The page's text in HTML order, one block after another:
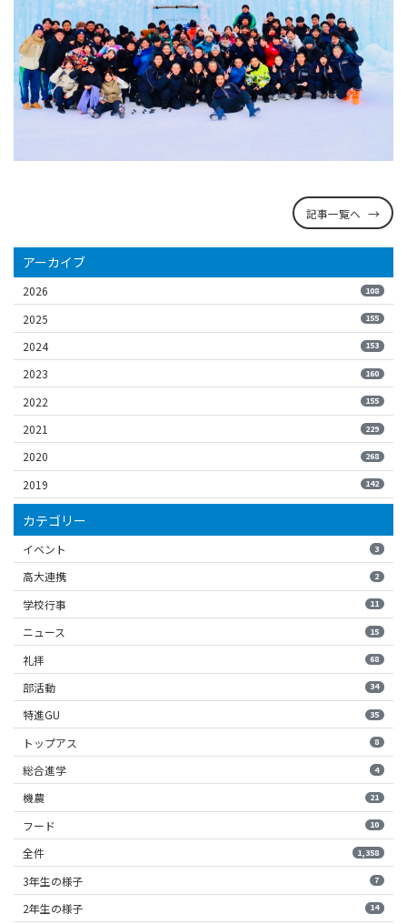
記事一覧へ
アーカイブ
2026 108
2025 155
2024 153
2023 160
2022 155
2021 229
2020 268
2019 142
カテゴリー
イベント 3
高大連携 2
学校行事 11
ニュース 15
礼拝 68
部活動 34
特進GU 35
トップアス 8
総合進学 4
機農 21
フード 10
全件 1,358
3年生の様子 7
2年生の様子 14